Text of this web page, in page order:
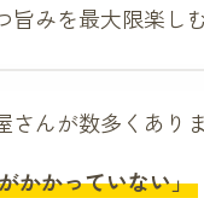
みを最大限楽し
んが数多くあり
かかっていない」